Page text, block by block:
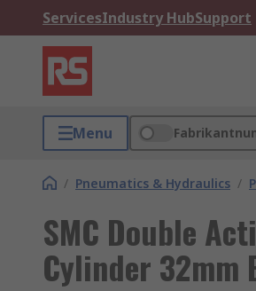
ServicesIndustry HubSupport
Menu
/ Pneumatics & Hydraulics /
SMC Double
Cylinder 32mm